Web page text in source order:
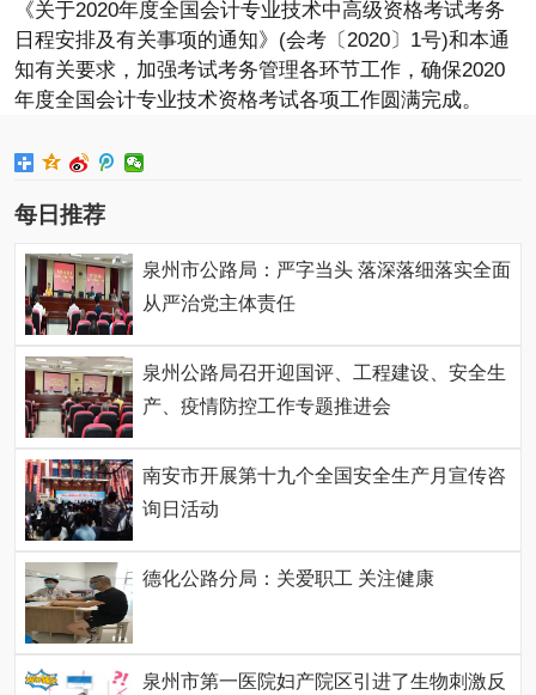
《关于2020年度全国会计专业技术中高级资格考试考务
日程安排及有关事项的通知》(会考〔2020〕1号)和本通
知有关要求，加强考试考务管理各环节工作，确保2020
年度全国会计专业技术资格考试各项工作圆满完成。
每日推荐
泉州市公路局：严字当头 落深落细落实全面
从严治党主体责任
泉州公路局召开迎国评、工程建设、安全生
产、疫情防控工作专题推进会
南安市开展第十九个全国安全生产月宣传咨
询日活动
德化公路分局：关爱职工 关注健康
泉州市第一医院妇产院区引进了生物刺激反